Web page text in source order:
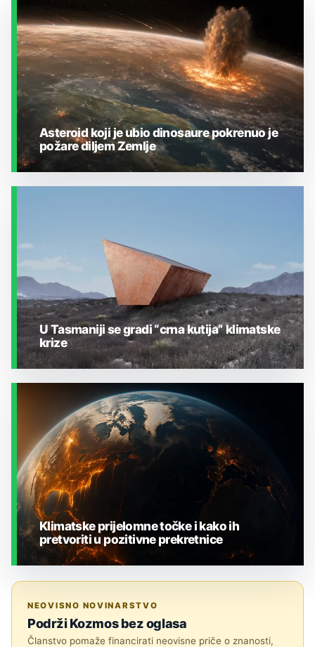
Asteroid koji je ubio dinosaure pokrenuo je
požare diljem Zemlje
ZEMLJA I OKOLIŠ
U Tasmaniji se gradi “crna kutija” klimatske
krize
Klimatske prijelomne točke i kako ih
pretvoriti u pozitivne prekretnice
NEOVISNO NOVINARSTVO
Podrži Kozmos bez oglasa
Članstvo pomaže financirati neovisne priče o znanosti,